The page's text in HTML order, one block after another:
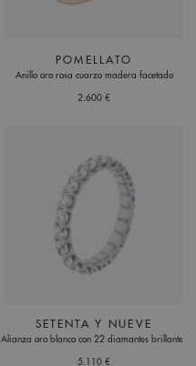
POMELLATO
Anillo oro rosa cuarzo madera facetado
2.600 €
SETENTA Y NUEVE
Alianza oro blanco con 22 diamantes brillantes
5.110 €